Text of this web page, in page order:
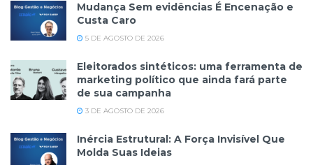
Mudança Sem evidências É Encenação e
Custa Caro
5 DE AGOSTO DE 2026
Eleitorados sintéticos: uma ferramenta de
marketing político que ainda fará parte
de sua campanha
3 DE AGOSTO DE 2026
Inércia Estrutural: A Força Invisível Que
Molda Suas Ideias